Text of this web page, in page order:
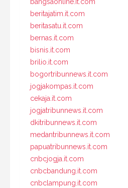
bangsaonline.it.com
beritajatim.it.com
beritasatu.it.com
bernas.it.com
bisnis.it.com
brilio.it.com
bogortribunnews.it.com
jogjakompas.it.com
cekaja.it.com
jogjatribunnews.it.com
dkitribunnews.it.com
medantribunnews.it.com
papuatribunnews.it.com
cnbcjogja.it.com
cnbcbandung.it.com
cnbclampung.it.com